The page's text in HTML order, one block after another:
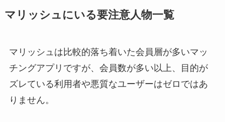
マリッシュにいる要注意人物一覧
マリッシュは比較的落ち着いた会員層が多いマッ
チングアプリですが、会員数が多い以上、目的が
ズレている利用者や悪質なユーザーはゼロではあ
りません。